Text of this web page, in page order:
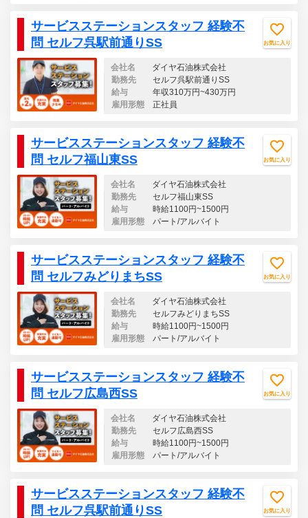
サービスステーションスタッフ 経験不
問 セルフ呉駅前通りSS
お気に入り
会社名
ダイヤ石油株式会社
勤務先
セルフ呉駅前通りSS
給与
年収310万円~430万円
雇用形態
正社員
サービスステーションスタッフ 経験不
問 セルフ福山東SS
お気に入り
会社名
ダイヤ石油株式会社
勤務先
セルフ福山東SS
給与
時給1100円~1500円
雇用形態
パート/アルバイト
サービスステーションスタッフ 経験不
問 セルフみどりまちSS
お気に入り
会社名
ダイヤ石油株式会社
勤務先
セルフみどりまちSS
給与
時給1100円~1500円
雇用形態
パート/アルバイト
サービスステーションスタッフ 経験不
問 セルフ広島西SS
お気に入り
会社名
ダイヤ石油株式会社
勤務先
セルフ広島西SS
給与
時給1100円~1500円
雇用形態
パート/アルバイト
サービスステーションスタッフ 経験不
問 セルフ呉駅前通りSS
お気に入り